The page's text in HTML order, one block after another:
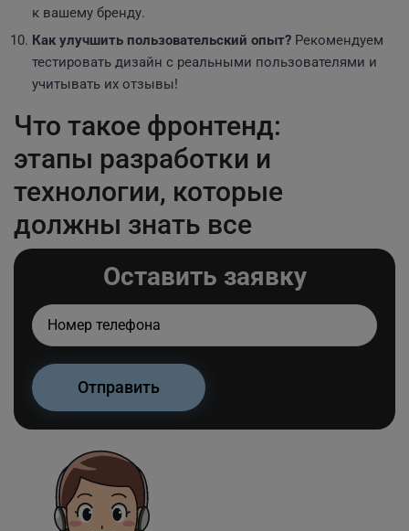
к вашему бренду.
Как улучшить пользовательский опыт? Рекомендуем
тестировать дизайн с реальными пользователями и
учитывать их отзывы!
Что такое фронтенд:
этапы разработки и
технологии, которые
должны знать все
Оставить заявку